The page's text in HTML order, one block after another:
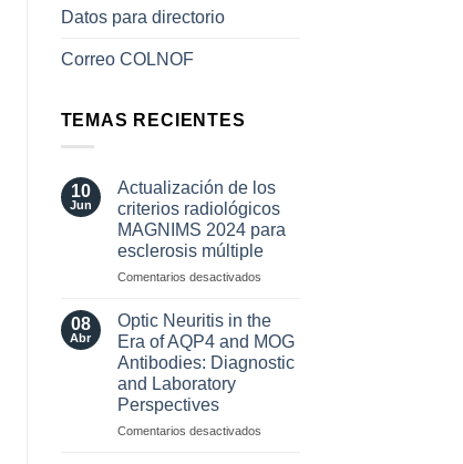
Datos para directorio
Correo COLNOF
TEMAS RECIENTES
10
Jun
Actualización de los
criterios radiológicos
MAGNIMS 2024 para
esclerosis múltiple
Comentarios desactivadosen
los
criterios
radiológicos
para
08
Abr
Optic Neuritis in the
Era of AQP4 and MOG
Antibodies: Diagnostic
and Laboratory
Perspectives
Comentarios desactivadosen